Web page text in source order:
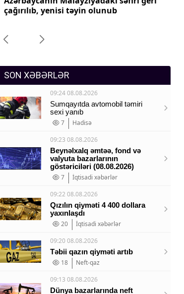
çağırılıb, yenisi təyin olunub
SON XƏBƏRLƏR
09:24 08.08.2026
Sumqayıtda avtomobil təmiri
sexi yanıb
7
Hadisə
09:23 08.08.2026
Beynəlxalq əmtəə, fond və
valyuta bazarlarının
göstəriciləri (08.08.2026)
7
İqtisadi xəbərlər
09:22 08.08.2026
Qızılın qiyməti 4 400 dollara
yaxınlaşdı
20
İqtisadi xəbərlər
09:20 08.08.2026
Təbii qazın qiyməti artıb
18
Neft-qaz
09:13 08.08.2026
Dünya bazarlarında neft